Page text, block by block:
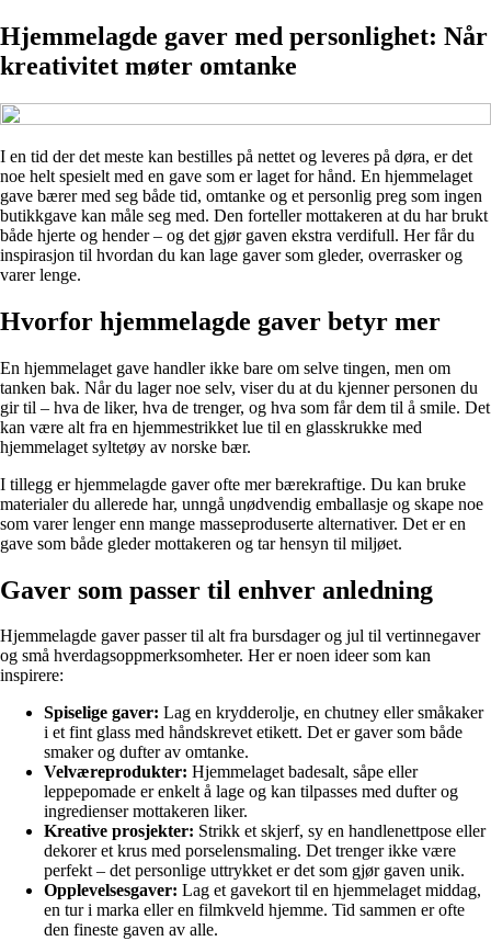
Hjemmelagde gaver med personlighet: Når
kreativitet møter omtanke
I en tid der det meste kan bestilles på nettet og leveres på døra, er det
noe helt spesielt med en gave som er laget for hånd. En hjemmelaget
gave bærer med seg både tid, omtanke og et personlig preg som ingen
butikkgave kan måle seg med. Den forteller mottakeren at du har brukt
både hjerte og hender – og det gjør gaven ekstra verdifull. Her får du
inspirasjon til hvordan du kan lage gaver som gleder, overrasker og
varer lenge.
Hvorfor hjemmelagde gaver betyr mer
En hjemmelaget gave handler ikke bare om selve tingen, men om
tanken bak. Når du lager noe selv, viser du at du kjenner personen du
gir til – hva de liker, hva de trenger, og hva som får dem til å smile. Det
kan være alt fra en hjemmestrikket lue til en glasskrukke med
hjemmelaget syltetøy av norske bær.
I tillegg er hjemmelagde gaver ofte mer bærekraftige. Du kan bruke
materialer du allerede har, unngå unødvendig emballasje og skape noe
som varer lenger enn mange masseproduserte alternativer. Det er en
gave som både gleder mottakeren og tar hensyn til miljøet.
Gaver som passer til enhver anledning
Hjemmelagde gaver passer til alt fra bursdager og jul til vertinnegaver
og små hverdagsoppmerksomheter. Her er noen ideer som kan
inspirere:
Spiselige gaver: Lag en krydderolje, en chutney eller småkaker
i et fint glass med håndskrevet etikett. Det er gaver som både
smaker og dufter av omtanke.
Velværeprodukter: Hjemmelaget badesalt, såpe eller
leppepomade er enkelt å lage og kan tilpasses med dufter og
ingredienser mottakeren liker.
Kreative prosjekter: Strikk et skjerf, sy en handlenettpose eller
dekorer et krus med porselensmaling. Det trenger ikke være
perfekt – det personlige uttrykket er det som gjør gaven unik.
Opplevelsesgaver: Lag et gavekort til en hjemmelaget middag,
en tur i marka eller en filmkveld hjemme. Tid sammen er ofte
den fineste gaven av alle.